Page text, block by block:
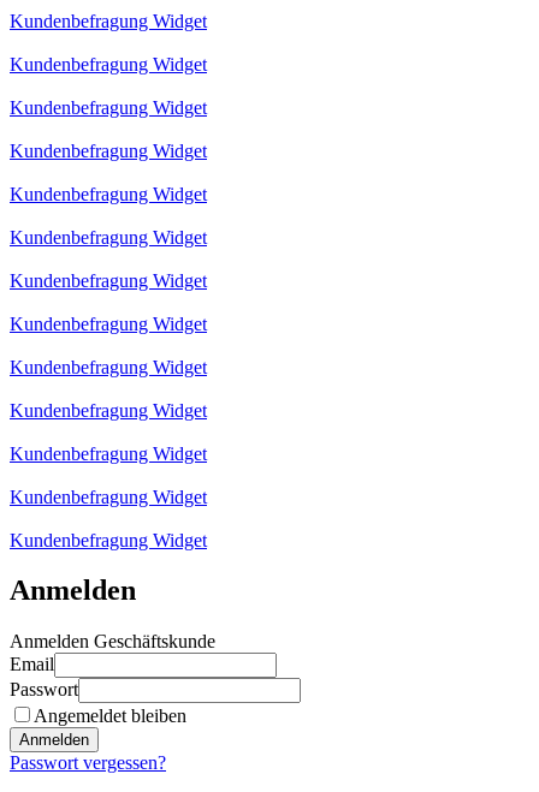
Kundenbefragung Widget
Kundenbefragung Widget
Kundenbefragung Widget
Kundenbefragung Widget
Kundenbefragung Widget
Kundenbefragung Widget
Kundenbefragung Widget
Kundenbefragung Widget
Kundenbefragung Widget
Kundenbefragung Widget
Kundenbefragung Widget
Kundenbefragung Widget
Kundenbefragung Widget
Anmelden
Anmelden Geschäftskunde
Email
Passwort
Angemeldet bleiben
Anmelden
Passwort vergessen?